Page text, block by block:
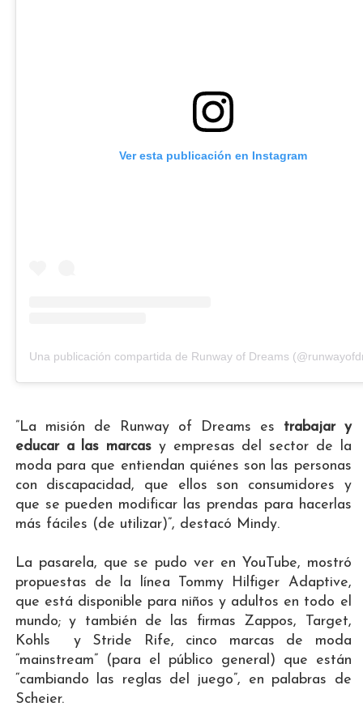
Ver esta publicación en Instagram
Una publicación compartida de Runway of Dreams
”La misión de Runway of Dreams es trabajar y
educar a las marcas y empresas del sector de la
moda para que entiendan quiénes son las personas
con discapacidad, que ellos son consumidores y
que se pueden modificar las prendas para hacerlas
más fáciles (de utilizar)”, destacó Mindy.
La pasarela, que se pudo ver en YouTube, mostró
propuestas de la línea Tommy Hilfiger Adaptive,
que está disponible para niños y adultos en todo el
mundo; y también de las firmas Zappos, Target,
Kohls y Stride Rife, cinco marcas de moda
“mainstream” (para el público general) que están
“cambiando las reglas del juego”, en palabras de
Scheier.